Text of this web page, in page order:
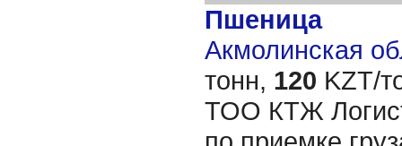
Пшеница
Акмолинская
тонн, 120 KZT/
ТОО КТЖ